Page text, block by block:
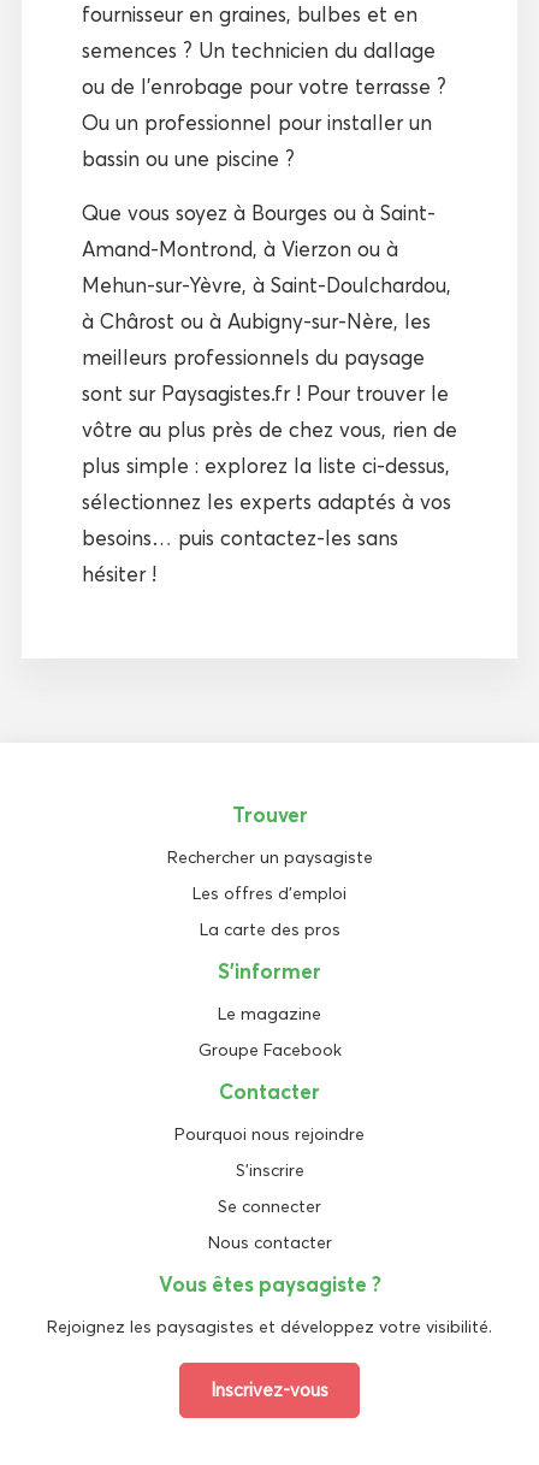
fournisseur en graines, bulbes et en
semences ? Un technicien du dallage
ou de l’enrobage pour votre terrasse ?
Ou un professionnel pour installer un
bassin ou une piscine ?
Que vous soyez à Bourges ou à Saint-
Amand-Montrond, à Vierzon ou à
Mehun-sur-Yèvre, à Saint-Doulchardou,
à Chârost ou à Aubigny-sur-Nère, les
meilleurs professionnels du paysage
sont sur Paysagistes.fr ! Pour trouver le
vôtre au plus près de chez vous, rien de
plus simple : explorez la liste ci-dessus,
sélectionnez les experts adaptés à vos
besoins… puis contactez-les sans
hésiter !
Trouver
Rechercher un paysagiste
Les offres d'emploi
La carte des pros
S'informer
Le magazine
Groupe Facebook
Contacter
Pourquoi nous rejoindre
S'inscrire
Se connecter
Nous contacter
Vous êtes paysagiste ?
Rejoignez les paysagistes et développez votre visibilité.
Inscrivez-vous